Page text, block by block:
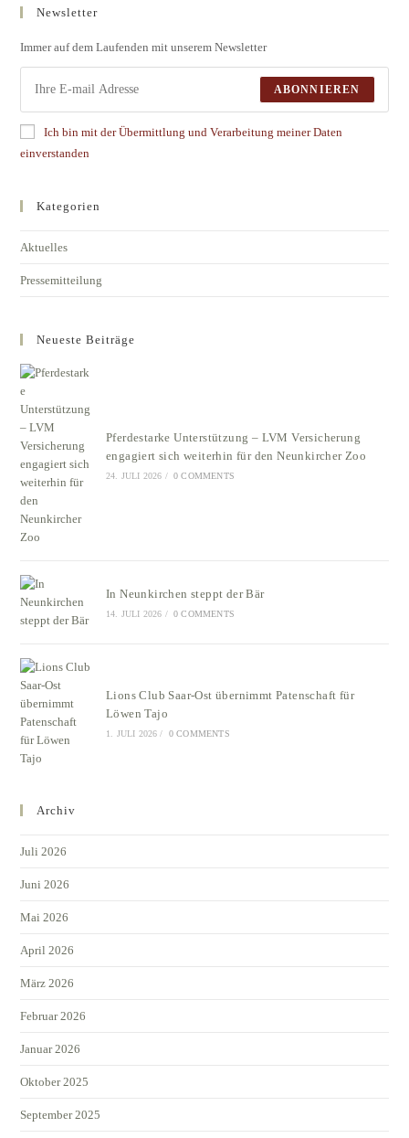
Newsletter
Immer auf dem Laufenden mit unserem Newsletter
ABONNIEREN
Ich bin mit der Übermittlung und Verarbeitung meiner Daten
einverstanden
Kategorien
Aktuelles
Pressemitteilung
Neueste Beiträge
Pferdestarke Unterstützung – LVM Versicherung
engagiert sich weiterhin für den Neunkircher Zoo
24. JULI 2026 / 0 COMMENTS
In Neunkirchen steppt der Bär
14. JULI 2026 / 0 COMMENTS
Lions Club Saar-Ost übernimmt Patenschaft für
Löwen Tajo
1. JULI 2026 / 0 COMMENTS
Archiv
Juli 2026
Juni 2026
Mai 2026
April 2026
März 2026
Februar 2026
Januar 2026
Oktober 2025
September 2025